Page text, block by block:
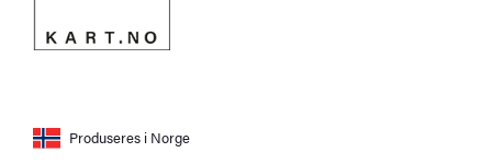
Produseres i Norge